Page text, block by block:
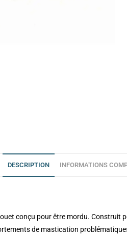
DESCRIPTION INFORMATIONS
conçu pour être mordu. Construit
de mastication